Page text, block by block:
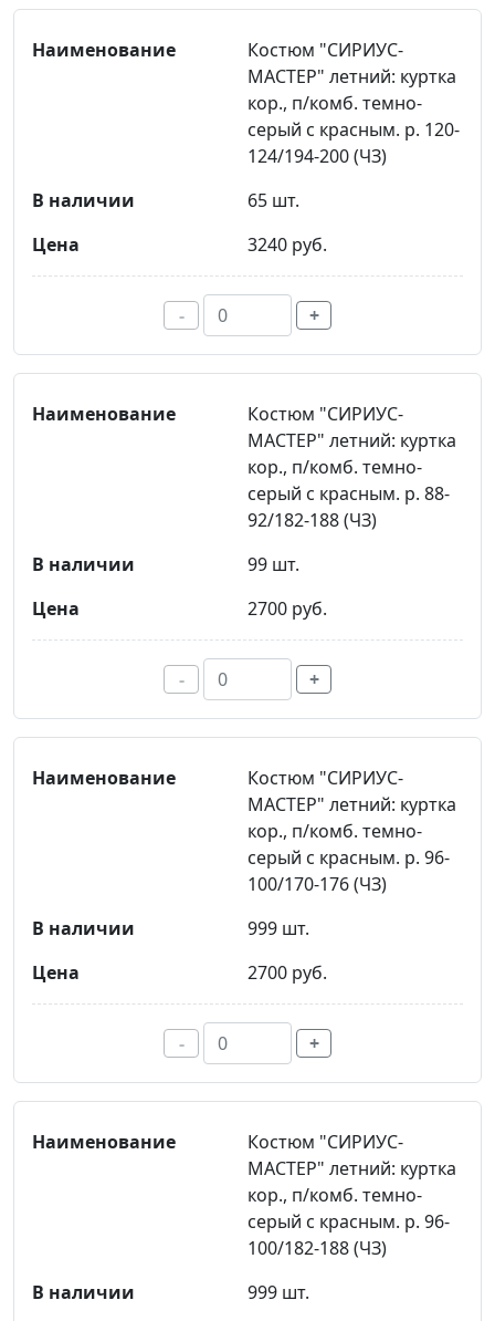
Костюм "СИРИУС-
МАСТЕР" летний: куртка
кор., п/комб. темно-
серый с красным. р. 120-
124/194-200 (ЧЗ)
65 шт.
3240 руб.
- +
Костюм "СИРИУС-
МАСТЕР" летний: куртка
кор., п/комб. темно-
серый с красным. р. 88-
92/182-188 (ЧЗ)
99 шт.
2700 руб.
- +
Костюм "СИРИУС-
МАСТЕР" летний: куртка
кор., п/комб. темно-
серый с красным. р. 96-
100/170-176 (ЧЗ)
999 шт.
2700 руб.
- +
Костюм "СИРИУС-
МАСТЕР" летний: куртка
кор., п/комб. темно-
серый с красным. р. 96-
100/182-188 (ЧЗ)
999 шт.